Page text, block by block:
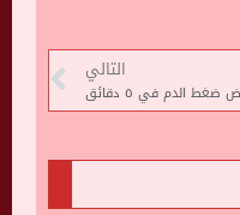
التالي
الدم في ٥ دقائق